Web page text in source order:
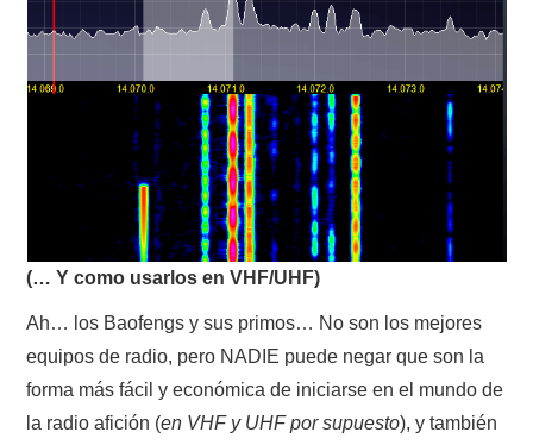
CONTACTO
HISTORIA DE LA RADIO
IMÁGENES CRECJ
LA PULGA MERCANTE
MIEMBROS ORIGINALES
MODOS DIGITALES
(… Y como usarlos en VHF/UHF)
Ah… los Baofengs y sus primos… No son los mejores
equipos de radio, pero NADIE puede negar que son la
forma más fácil y económica de iniciarse en el mundo de
la radio afición (en VHF y UHF por supuesto), y también